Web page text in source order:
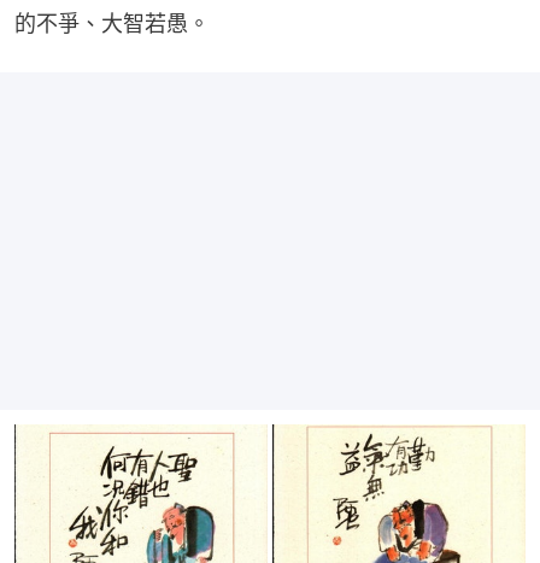
的不爭、大智若愚。